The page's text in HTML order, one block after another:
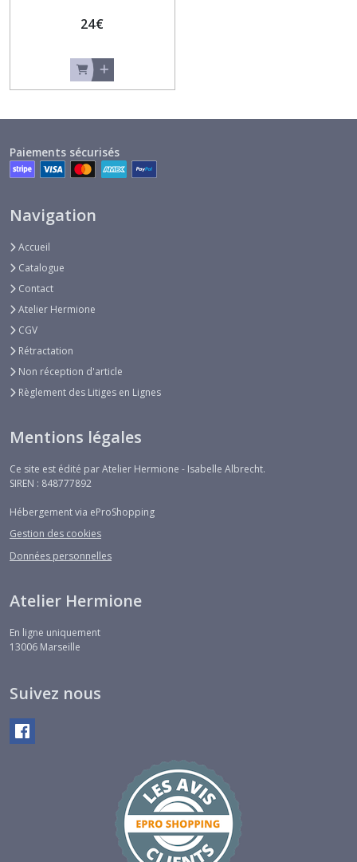
24€
Paiements sécurisés
Navigation
Accueil
Catalogue
Contact
Atelier Hermione
CGV
Rétractation
Non réception d'article
Règlement des Litiges en Lignes
Mentions légales
Ce site est édité par Atelier Hermione - Isabelle Albrecht.
SIREN : 848777892
Hébergement via eProShopping
Gestion des cookies
Données personnelles
Atelier Hermione
En ligne uniquement
13006 Marseille
Suivez nous